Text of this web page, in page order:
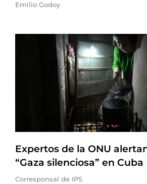
Emilio Godoy
Expertos de la ONU
“Gaza silenciosa” en Cuba
Corresponsal de IPS